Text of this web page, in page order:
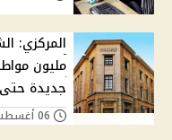
مليون
جديدة حتى 2030